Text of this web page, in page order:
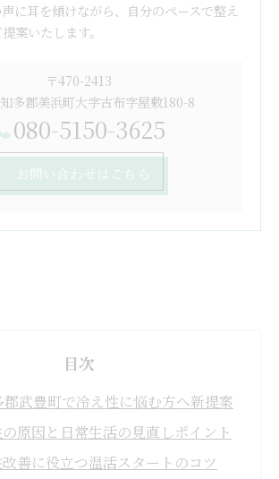
に耳を傾けながら、自分のペースで整え
案いたします。
〒470-2413
多郡美浜町大字古布字屋敷180-8
080-5150-3625
お問い合わせはこちら
目次
武豊町で冷え性に悩む方へ新提案
原因と日常生活の見直しポイント
善に役立つ温活スタートのコツ